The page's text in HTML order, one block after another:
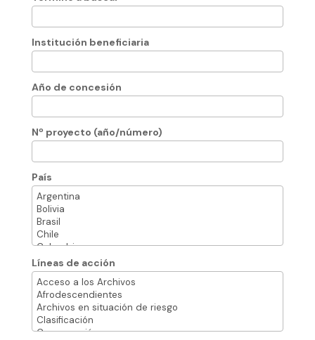
Institución beneficiaria
Año de concesión
Nº proyecto (año/número)
País
Líneas de acción